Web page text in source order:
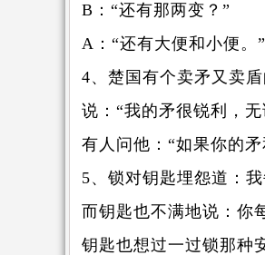
B：“还有那两变？”
A：“还有大便和小便。”
4、楚国有个卖矛又卖
说：“我的矛很锐利，
有人问他：“如果你的
5、锁对钥匙埋怨道：
而钥匙也不满地说：你
钥匙也想过一过锁那种